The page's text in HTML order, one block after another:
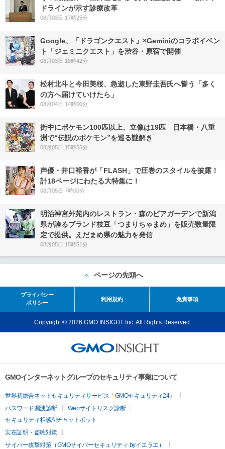
ドラインが示す診療改革
08月03日 17時25分
Google、「ドラゴンクエスト」×Geminiのコラボイベン
ト「ジェミニクエスト」を渋谷・原宿で開催
08月03日 18時42分
松村北斗と今田美桜、急逝した東野圭吾氏へ誓う「多く
の方へ届けていけたら」
08月04日 14時00分
街中にポケモン100匹以上、立像は19匹 日本橋・八重
洲で“伝説のポケモン”を巡る謎解き
08月05日 15時55分
声優・井口裕香が「FLASH」で圧巻のスタイルを披露！
計18ページにわたる大特集に！
08月05日 7時00分
明治神宮外苑内のレストラン・森のビアガーデンで新潟
県が誇るブランド枝豆「つまりちゃまめ」を販売数量限
定で提供。えだまめ県の魅力を発信
08月05日 15時51分
ページの先頭へ
プライバシー
ポリシー
利用規約 免責事項
Copyright © 2026 GMO INSIGHT Inc. All Rights Reserved.
GMOインターネットグループのセキュリティ事業について
世界初総合ネットセキュリティサービス「GMOセキュリティ24」
パスワード漏洩診断
Webサイトリスク診断
セキュリティ相談AIチャットボット
実在証明・盗聴対策
サイバー攻撃対策（GMOサイバーセキュリティ byイエラエ）